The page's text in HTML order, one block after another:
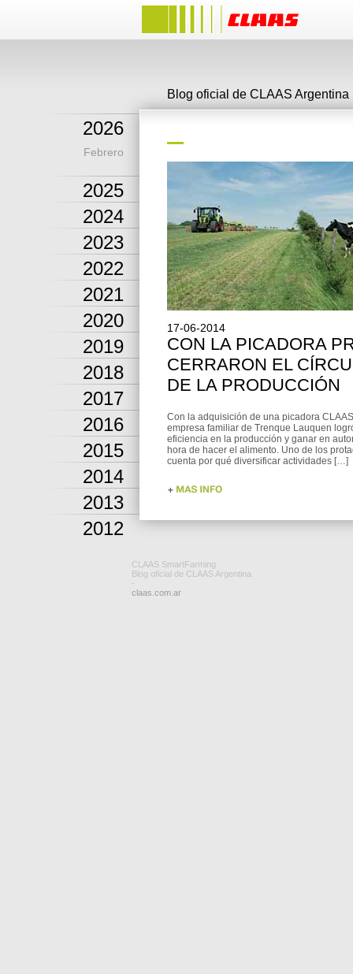
2026
Febrero
2025
2024
2023
2022
2021
2020
2019
2018
2017
2016
2015
2014
2013
2012
Blog oficial de CLAAS Argentina
17-06-2014
CON LA PICADORA
CERRARON EL
DE LA PRODUCCIÓN
Con la adquisición de una picadora
empresa familiar de Trenque Lauquen
eficiencia en la producción y ganar en
hora de hacer el alimento. Uno de los
cuenta por qué diversificar actividades […]
CLAAS SmartFarming
Blog oficial de CLAAS Argentina
-
claas.com.ar